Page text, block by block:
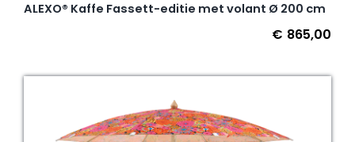
ALEXO® Kaffe Fassett-editie met volant Ø 200 cm
€ 865,00